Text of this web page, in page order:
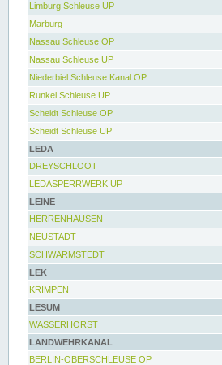
Limburg Schleuse UP
Marburg
Nassau Schleuse OP
Nassau Schleuse UP
Niederbiel Schleuse Kanal OP
Runkel Schleuse UP
Scheidt Schleuse OP
Scheidt Schleuse UP
LEDA
DREYSCHLOOT
LEDASPERRWERK UP
LEINE
HERRENHAUSEN
NEUSTADT
SCHWARMSTEDT
LEK
KRIMPEN
LESUM
WASSERHORST
LANDWEHRKANAL
BERLIN-OBERSCHLEUSE OP